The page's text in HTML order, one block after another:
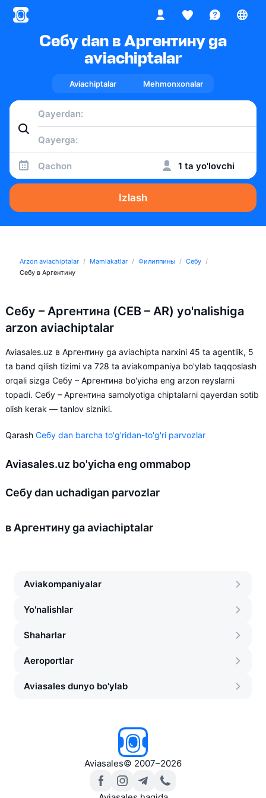
Себу dan в Аргентину ga
aviachiptalar
Aviachiptalar Mehmonxonalar
Qachon 1 ta yo'lovchi
Izlash
Arzon aviachiptalar Mamlakatlar Филиппины
Себу
Себу в Аргентину
Себу – Аргентина (CEB – AR) yo'nalishiga
arzon aviachiptalar
Aviasales.uz в Аргентину ga aviachipta narxini 45 ta agentlik, 5
ta band qilish tizimi va 728 ta aviakompaniya bo'ylab taqqoslash
orqali sizga Себу – Аргентина bo'yicha eng arzon reyslarni
topadi. Себу – Аргентина samolyotiga chiptalarni qayerdan sotib
olish kerak — tanlov sizniki.
Qarash Себу dan barcha to'g'ridan-to'g'ri parvozlar
Aviasales.uz bo'yicha eng ommabop
Себу dan uchadigan parvozlar
в Аргентину ga aviachiptalar
Aviakompaniyalar
Yo'nalishlar
Shaharlar
Aeroportlar
Aviasales dunyo bo'ylab
Aviasales© 2007–2026